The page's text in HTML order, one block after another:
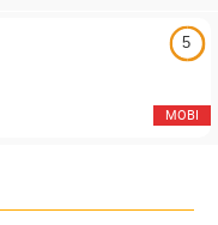
5
MOBI